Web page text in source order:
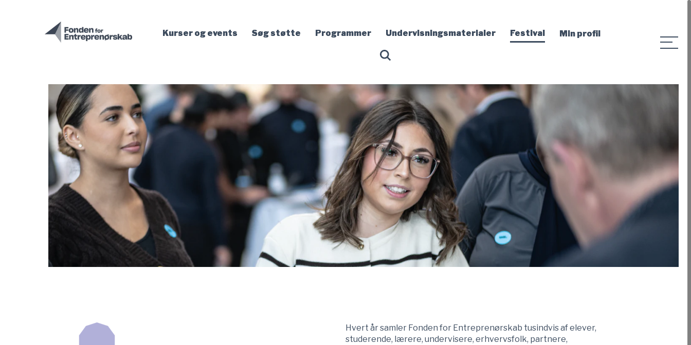
Gå til hovedindhold
Kurser og events Søg støtte Programmer Undervisningsmaterialer Festival Min profil
Hvert år samler Fonden for Entreprenørskab tusindvis af elever,
studerende, lærere, undervisere, erhvervsfolk, partnere,